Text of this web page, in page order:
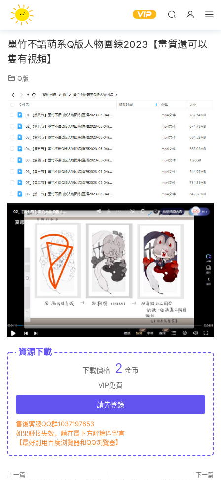
墨竹不語萌系Q版人物團練2023【畫質還可以
隻有視頻】
Q版
資源下載
下載價格 2 金币
VIP免費
請先登錄
售後客服QQ群1037197653
如果鏈接失效，請在最下方評論區留言
【最好别用百度浏覽器和QQ浏覽器】
上一篇 下一篇